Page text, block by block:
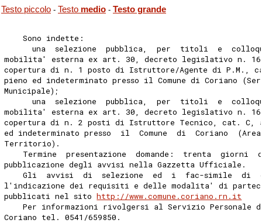
Testo piccolo - Testo medio - Testo grande
    Sono indette:
una  selezione  pubblica,  per  titoli  e
mobilita' esterna ex art. 30, decreto legislativo n.
copertura di n. 1 posto di Istruttore/Agente di P.M.,
pieno ed indeterminato presso il Comune di Coriano
Municipale);
una  selezione  pubblica,  per  titoli  e
mobilita' esterna ex art. 30, decreto legislativo n.
copertura di n. 2 posti di Istruttore Tecnico, cat. C, a
ed indeterminato presso  il  Comune  di  Coriano
Territorio).
Termine  presentazione  domande:  trenta  giorni
pubblicazione degli avvisi nella Gazzetta Ufficiale.
Gli  avvisi  di  selezione  ed  i  fac-simile  di
l'indicazione dei requisiti e delle modalita' di
pubblicati nel sito http://www.comune.coriano.rn.it
Per informazioni rivolgersi al Servizio Personale
Coriano tel. 0541/659850.